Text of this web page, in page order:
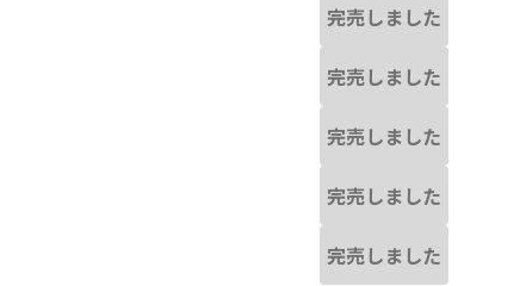
なる場合があります。 ライトグリーン ※撮影場所の関係上、着
完売しました
完売しました
完売しました
完売しました
完売しました